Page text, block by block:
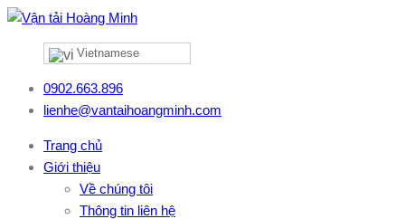
Vietnamese
0902.663.896
lienhe@vantaihoangminh.com
Trang chủ
Giới thiệu
Về chúng tôi
Thông tin liên hệ